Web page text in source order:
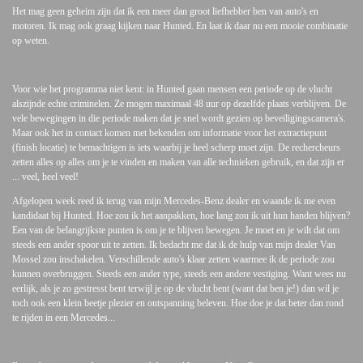
Het mag geen geheim zijn dat ik een meer dan groot liefhebber ben van auto's en
motoren. Ik mag ook graag kijken naar Hunted. En laat ik daar nu een mooie combinatie
op weten.
Voor wie het programma niet kent: in Hunted gaan mensen een periode op de vlucht
alszijnde echte criminelen. Ze mogen maximaal 48 uur op dezelfde plaats verblijven. De
vele bewegingen in die periode maken dat je snel wordt gezien op beveiligingscamera's.
Maar ook het in contact komen met bekenden om informatie voor het extractiepunt
(finish locatie) te bemachtigen is iets waarbij je heel scherp moet zijn. De rechercheurs
zetten alles op alles om je te vinden en maken van alle technieken gebruik, en dat zijn er
... veel, heel veel!
Afgelopen week reed ik terug van mijn Mercedes-Benz dealer en waande ik me even
kandidaat bij Hunted. Hoe zou ik het aanpakken, hoe lang zou ik uit hun handen blijven?
Een van de belangrijkste punten is om je te blijven bewegen. Je moet en je wilt dat om
steeds een ander spoor uit te zetten. Ik bedacht me dat ik de hulp van mijn dealer Van
Mossel zou inschakelen. Verschillende auto's klaar zetten waarmee ik de periode zou
kunnen overbruggen. Steeds een ander type, steeds een andere vestiging. Want wees nu
eerlijk, als je zo gestresst bent terwijl je op de vlucht bent (want dat ben je!) dan wil je
toch ook een klein beetje plezier en ontspanning beleven. Hoe doe je dat beter dan rond
te rijden in een Mercedes...